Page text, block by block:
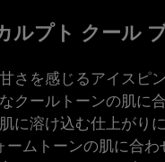
ルプト クール
さを感じるアイスピ
クールトーンの肌に
肌に溶け込む仕上がりに
ームトーンの肌に合わ